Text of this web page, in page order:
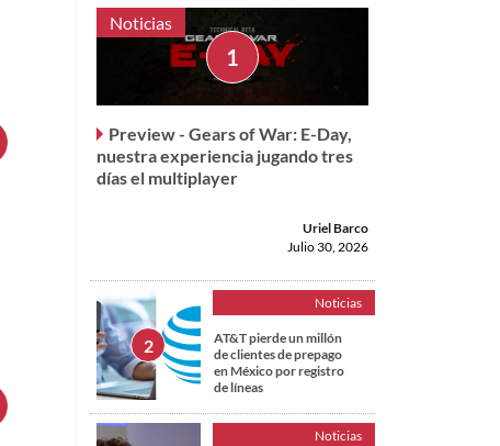
Noticias
Preview - Gears of War: E-Day,
nuestra experiencia jugando tres
días el multiplayer
Uriel Barco
Julio 30, 2026
Noticias
AT&T pierde un millón
de clientes de prepago
en México por registro
de líneas
Noticias